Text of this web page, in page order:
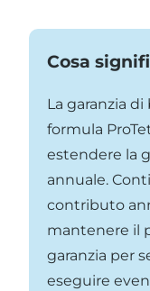
Cosa
La garanzia di
formula
estendere la
annuale.
contributo
mantenere il
garanzia per
eseguire